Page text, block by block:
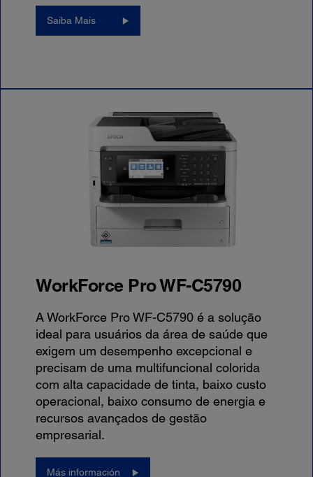
Saiba Mais
WorkForce Pro WF-C5790
A WorkForce Pro WF-C5790 é a solução
ideal para usuários da área de saúde que
exigem um desempenho excepcional e
precisam de uma multifuncional colorida
com alta capacidade de tinta, baixo custo
operacional, baixo consumo de energia e
recursos avançados de gestão
empresarial.
Más información